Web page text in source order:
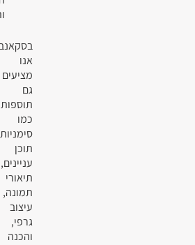
אנו
מציעים
גם
תוספות
כמו
תוכן
עניינים,
תיאורי
תמונה,
עיצוב
גרפי,
והכנה